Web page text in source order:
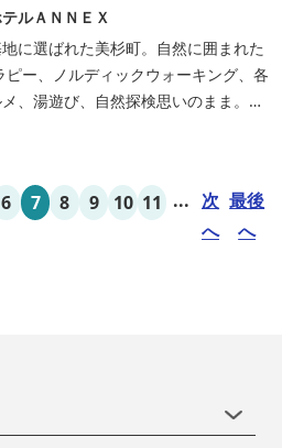
ルＡＮＮＥＸ
に選ばれた美杉町。自然に囲まれた
ー、ノルディックウォーキング、各
、湯遊び、自然探検思いのまま。思
り、のんびり。お料理は和洋バイキ
グでは、毎日餅つき、夏は流しそう
6 7 8 9 10 11 ... 次
へ
最後
へ